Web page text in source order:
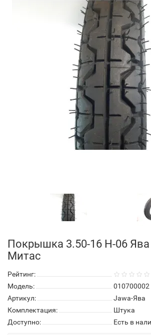
Покрышка 3.50-16 Н-06
Митас
Рейтинг:
Модель:
010700002
Артикул:
Jawa-Ява
Комплектация:
Штука
Доступно:
Есть в